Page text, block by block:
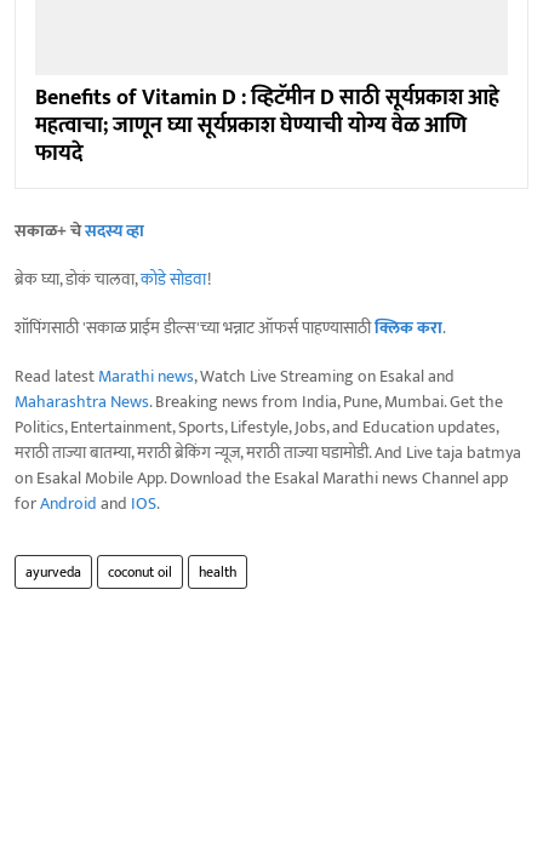
Benefits of Vitamin D : व्हिटॅमीन D साठी सूर्यप्रकाश आहे
महत्वाचा; जाणून घ्या सूर्यप्रकाश घेण्याची योग्य वेळ आणि
फायदे
सकाळ+ चेसदस्य व्हा
ब्रेक घ्या, डोकं चालवा,कोडे सोडवा!
शॉपिंगसाठी 'सकाळ प्राईम डील्स'च्या भन्नाट ऑफर्स पाहण्यासाठीक्लिक करा.
Read latestMarathi news, Watch Live Streaming on Esakal and
Maharashtra News. Breaking news from India, Pune, Mumbai. Get the
Politics, Entertainment, Sports, Lifestyle, Jobs, and Education updates,
मराठी ताज्या बातम्या, मराठी ब्रेकिंग न्यूज, मराठी ताज्या घडामोडी. And Live taja batmya
on Esakal Mobile App. Download the Esakal Marathi news Channel app
forAndroidand IOS.
ayurveda coconut oil health